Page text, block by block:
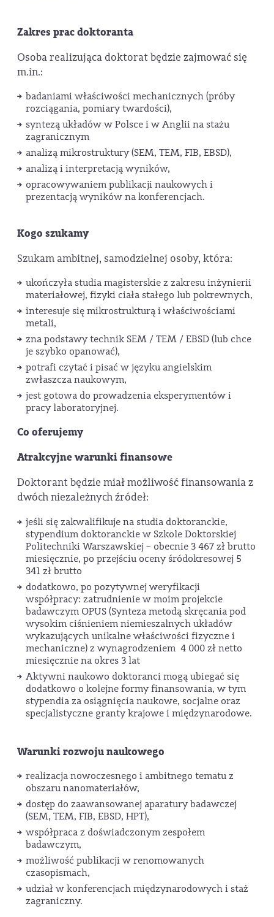
Zakres prac doktoranta
Osoba realizująca doktorat będzie zajmować się
m.in.:
badaniami właściwości mechanicznych (próby
rozciągania, pomiary twardości),
syntezą układów w Polsce i w Anglii na stażu
zagranicznym
analizą mikrostruktury (SEM, TEM, FIB, EBSD),
analizą i interpretacją wyników,
opracowywaniem publikacji naukowych i
prezentacją wyników na konferencjach.
Kogo szukamy
Szukam ambitnej, samodzielnej osoby, która:
ukończyła studia magisterskie z zakresu inżynierii
materiałowej, fizyki ciała stałego lub pokrewnych,
interesuje się mikrostrukturą i właściwościami
metali,
zna podstawy technik SEM / TEM / EBSD (lub chce
je szybko opanować),
potrafi czytać i pisać w języku angielskim
zwłaszcza naukowym,
jest gotowa do prowadzenia eksperymentów i
pracy laboratoryjnej.
Co oferujemy
Atrakcyjne warunki finansowe
Doktorant będzie miał możliwość finansowania z
dwóch niezależnych źródeł:
jeśli się zakwalifikuje na studia doktoranckie,
stypendium doktoranckie w Szkole Doktorskiej
Politechniki Warszawskiej – obecnie 3 467 zł brutto
miesięcznie, po przejściu oceny śródokresowej 5
341 zł brutto
dodatkowo, po pozytywnej weryfikacji
współpracy: zatrudnienie w moim projekcie
badawczym OPUS (Synteza metodą skręcania pod
wysokim ciśnieniem niemieszalnych układów
wykazujących unikalne właściwości fizyczne i
mechaniczne) z wynagrodzeniem 4 000 zł netto
miesięcznie na okres 3 lat
Aktywni naukowo doktoranci mogą ubiegać się
dodatkowo o kolejne formy finansowania, w tym
stypendia za osiągnięcia naukowe, socjalne oraz
specjalistyczne granty krajowe i międzynarodowe.
Warunki rozwoju naukowego
realizacja nowoczesnego i ambitnego tematu z
obszaru nanomateriałów,
dostęp do zaawansowanej aparatury badawczej
(SEM, TEM, FIB, EBSD, HPT),
współpraca z doświadczonym zespołem
badawczym,
możliwość publikacji w renomowanych
czasopismach,
udział w konferencjach międzynarodowych i staż
zagraniczny.